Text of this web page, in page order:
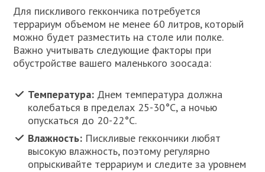
Для пискливого геккончика потребуется
террариум объемом не менее 60 литров, который
можно будет разместить на столе или полке.
Важно учитывать следующие факторы при
обустройстве вашего маленького зоосада:
Температура: Днем температура должна
колебаться в пределах 25-30°C, а ночью
опускаться до 20-22°C.
Влажность: Пискливые геккончики любят
высокую влажность, поэтому регулярно
опрыскивайте террариум и следите за уровнем